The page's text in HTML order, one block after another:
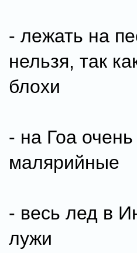
- лежать на
нельзя, так
блохи
- на Гоа
малярийные
- весь лед в
лужи